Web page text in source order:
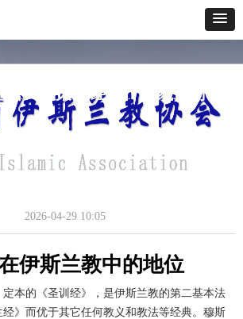
通讯报道 政策法规 经典教义 寺貌风采
伊斯兰教中的地位
2026-04-29 10:05
伊斯兰教中的地位
的《圣训经》，是伊斯兰教的第二基本法
》而优于其它任何教义和教法等经典。穆斯